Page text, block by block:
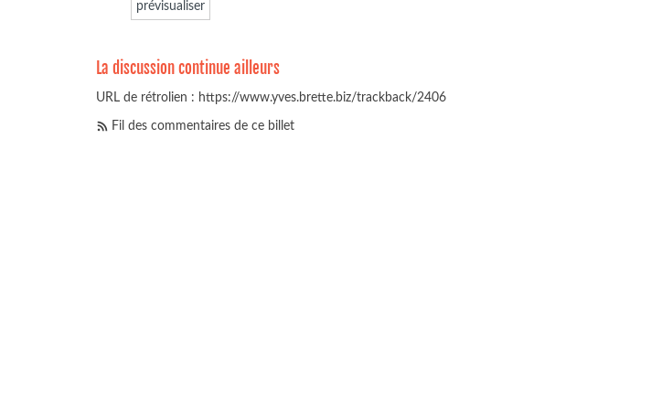
La discussion continue ailleurs
URL de rétrolien : https://www.yves.brette.biz/trackback/2406
Fil des commentaires de ce billet